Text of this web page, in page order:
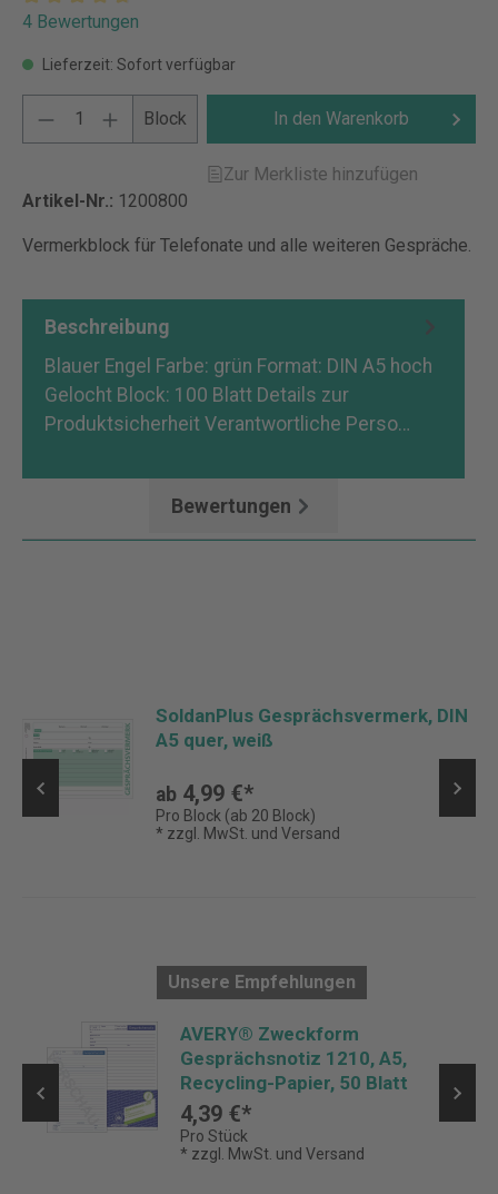
4 Bewertungen
Lieferzeit: Sofort verfügbar
Block In den Warenkorb
Zur Merkliste hinzufügen
Artikel-Nr.: 1200800
Vermerkblock für Telefonate und alle weiteren Gespräche.
Beschreibung
Blauer Engel Farbe: grün Format: DIN A5 hoch
Gelocht Block: 100 Blatt Details zur
Produktsicherheit Verantwortliche Perso…
Bewertungen
SoldanPlus Gesprächsvermerk, DIN
A5 quer, weiß
ab 4,99 €*
Pro Block (ab 20 Block)
* zzgl. MwSt. und Versand
Unsere Empfehlungen
AVERY® Zweckform
Gesprächsnotiz 1210, A5,
Recycling-Papier, 50 Blatt
4,39 €*
Pro Stück
* zzgl. MwSt. und Versand